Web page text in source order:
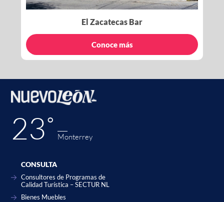
El Zacatecas Bar
Conoce más
23˚ Monterrey
CONSULTA
Consultores de Programas de
Calidad Turística – SECTUR NL
Bienes Muebles